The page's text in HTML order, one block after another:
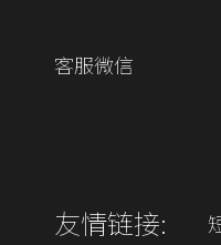
客服微信
友情链接: